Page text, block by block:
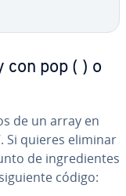
pop ( ) o
de un array en
Si quieres eliminar
de in­gre­die­n­tes
código: